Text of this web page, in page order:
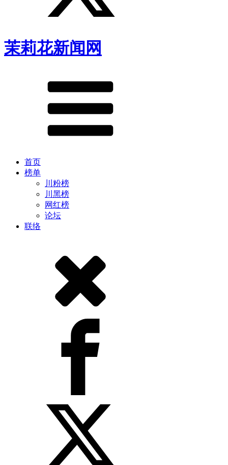
茉莉花新闻网
首页
榜单
川粉榜
川黑榜
网红榜
论坛
联络